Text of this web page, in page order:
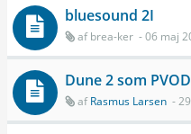
bluesound 2I
afbrea-ker - 06 maj
Dune 2 som
afRasmus Larsen -